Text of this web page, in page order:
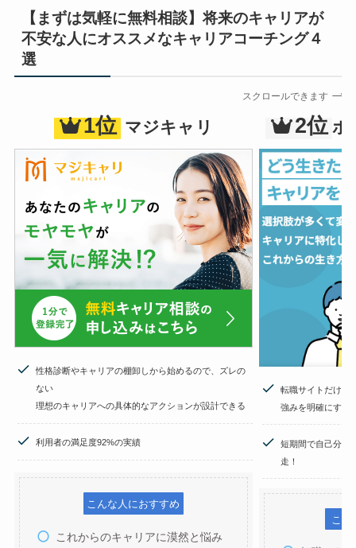
【まずは気軽に無料相談】将来のキャリアが
不安な人にオススメなキャリアコーチング４
選
スクロールできます
1位 マジキャリ
性格診断やキャリアの棚卸しから始めるので、ズレの
ない
理想のキャリアへの具体的なアクションが設計できる
利用者の満足度92%の実績
こんな人におすすめ
これからのキャリアに漠然と悩み
2位 ポ
転職サイトだけで
強みを明確にする
短期間で自己分析
走！
こん